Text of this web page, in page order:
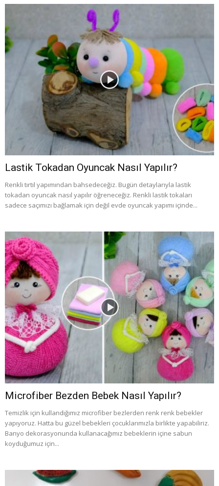
Lastik Tokadan Oyuncak Nasıl Yapılır?
Renkli tırtıl yapımından bahsedeceğiz. Bugün detaylarıyla lastik
tokadan oyuncak nasıl yapılır öğreneceğiz. Renkli lastik tokaları
sadece saçımızı bağlamak için değil evde oyuncak yapımı içinde...
Microfiber Bezden Bebek Nasıl Yapılır?
Temizlik için kullandığımız microfiber bezlerden renk renk bebekler
yapıyoruz. Hatta bu güzel bebekleri çocuklarımızla birlikte yapabiliriz.
Banyo dekorasyonunda kullanacağımız bebeklerin içine sabun
koyduğumuz için...